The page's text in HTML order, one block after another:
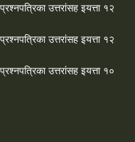
उत्तरांसह इयत्ता १२
उत्तरांसह इयत्ता १२
उत्तरांसह इयत्ता १०